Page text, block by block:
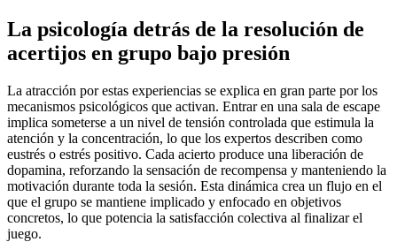
La psicología detrás de la resolución de
acertijos en grupo bajo presión
La atracción por estas experiencias se explica en gran parte por los
mecanismos psicológicos que activan. Entrar en una sala de escape
implica someterse a un nivel de tensión controlada que estimula la
atención y la concentración, lo que los expertos describen como
eustrés o estrés positivo. Cada acierto produce una liberación de
dopamina, reforzando la sensación de recompensa y manteniendo la
motivación durante toda la sesión. Esta dinámica crea un flujo en el
que el grupo se mantiene implicado y enfocado en objetivos
concretos, lo que potencia la satisfacción colectiva al finalizar el
juego.